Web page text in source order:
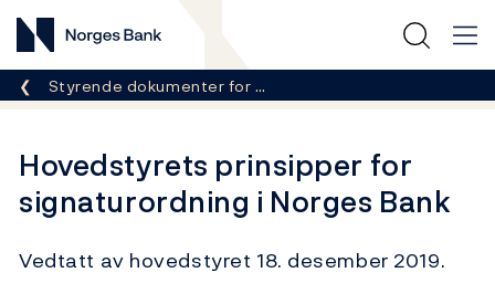
Norges Bank
Her er du nå:
Styrende dokumenter for …
Hovedstyrets prinsipper for
signaturordning i Norges Bank
Vedtatt av hovedstyret 18. desember 2019.